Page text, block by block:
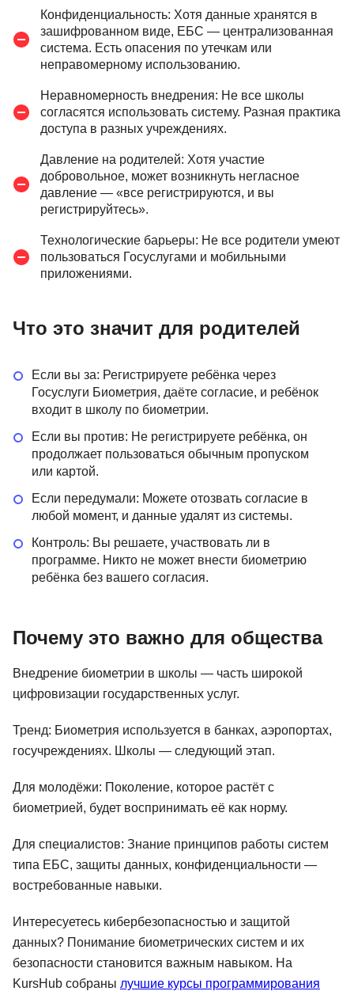
Конфиденциальность: Хотя данные хранятся в
зашифрованном виде, ЕБС — централизованная
система. Есть опасения по утечкам или
неправомерному использованию.
Неравномерность внедрения: Не все школы
согласятся использовать систему. Разная практика
доступа в разных учреждениях.
Давление на родителей: Хотя участие
добровольное, может возникнуть негласное
давление — «все регистрируются, и вы
регистрируйтесь».
Технологические барьеры: Не все родители умеют
пользоваться Госуслугами и мобильными
приложениями.
Что это значит для родителей
Если вы за: Регистрируете ребёнка через
Госуслуги Биометрия, даёте согласие, и ребёнок
входит в школу по биометрии.
Если вы против: Не регистрируете ребёнка, он
продолжает пользоваться обычным пропуском
или картой.
Если передумали: Можете отозвать согласие в
любой момент, и данные удалят из системы.
Контроль: Вы решаете, участвовать ли в
программе. Никто не может внести биометрию
ребёнка без вашего согласия.
Почему это важно для общества
Внедрение биометрии в школы — часть широкой
цифровизации государственных услуг.
Тренд: Биометрия используется в банках, аэропортах,
госучреждениях. Школы — следующий этап.
Для молодёжи: Поколение, которое растёт с
биометрией, будет воспринимать её как норму.
Для специалистов: Знание принципов работы систем
типа ЕБС, защиты данных, конфиденциальности —
востребованные навыки.
Интересуетесь кибербезопасностью и защитой
данных? Понимание биометрических систем и их
безопасности становится важным навыком. На
KursHub собраны лучшие курсы программирования